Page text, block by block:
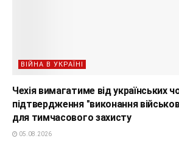
ВІЙНА В УКРАЇНІ
Чехія вимагатиме від українських
підтвердження "виконання
для тимчасового захисту
05.08.2026